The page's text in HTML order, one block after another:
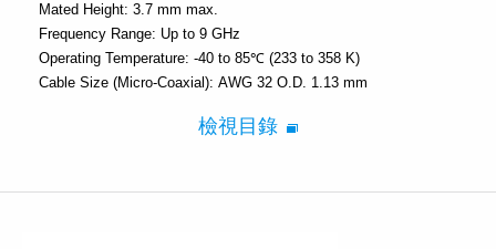
Mated Height: 3.7 mm max.
Frequency Range: Up to 9 GHz
Operating Temperature: -40 to 85℃ (233 to 358 K)
Cable Size (Micro-Coaxial): AWG 32 O.D. 1.13 mm
檢視目錄